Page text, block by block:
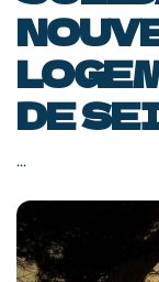
DE
...